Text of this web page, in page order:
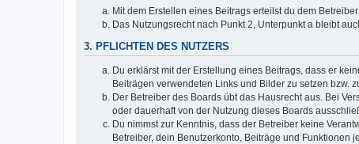
Mit dem Erstellen eines Beitrags erteilst du dem
Das Nutzungsrecht nach Punkt 2, Unterpunkt a bleibt
3. PFLICHTEN DES NUTZERS
Du erklärst mit der Erstellung eines Beitrags, dass er
Beiträgen verwendeten Links und Bilder zu setzen bzw.
Der Betreiber des Boards übt das Hausrecht aus. Bei
oder dauerhaft von der Nutzung dieses Boards
Du nimmst zur Kenntnis, dass der Betreiber keine
Betreiber, dein Benutzerkonto, Beiträge und Funktionen